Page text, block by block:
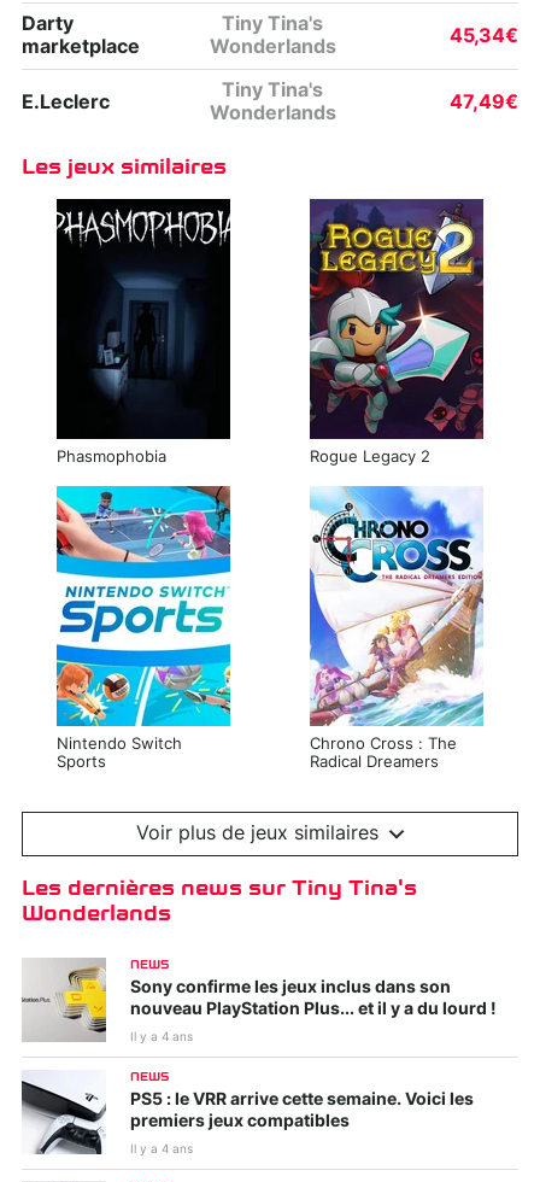
Darty
marketplace
Tiny Tina's
Wonderlands
45,34€
E.Leclerc
Tiny Tina's
Wonderlands
47,49€
Les jeux similaires
Phasmophobia Rogue Legacy 2
Nintendo Switch
Sports
Chrono Cross : The
Radical Dreamers
Voir plus de jeux similaires
Les dernières news sur Tiny Tina's
Wonderlands
NEWS
Sony confirme les jeux inclus dans son
nouveau PlayStation Plus... et il y a du lourd !
Il y a 4 ans
NEWS
PS5 : le VRR arrive cette semaine. Voici les
premiers jeux compatibles
Il y a 4 ans